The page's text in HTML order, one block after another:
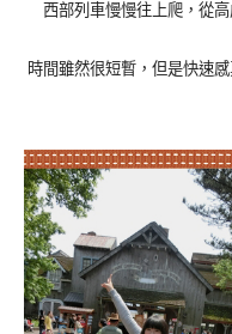
西部列車慢慢往上爬，從
時間雖然很短暫，但是快速